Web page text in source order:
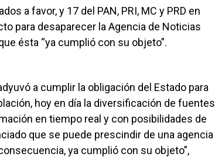
a favor, y 17 del PAN, PRI, MC y PRD en
para desaparecer la Agencia de Noticias
ésta “ya cumplió con su objeto”.
a cumplir la obligación del Estado para
hoy en día la diversificación de fuentes
en tiempo real y con posibilidades de
que se puede prescindir de una agencia
ya cumplió con su objeto”,